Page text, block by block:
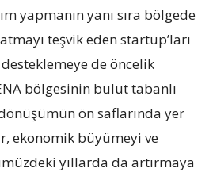
yapmanın yanı sıra bölgede
teşvik eden startup’ları
de öncelik
bölgesinin bulut tabanlı
ön saflarında yer
ekonomik büyümeyi ve
yıllarda da artırmaya